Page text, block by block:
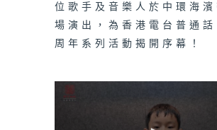
位歌手及音樂人於中環海濱
場演出，為香港電台普通話
周年系列活動揭開序幕！